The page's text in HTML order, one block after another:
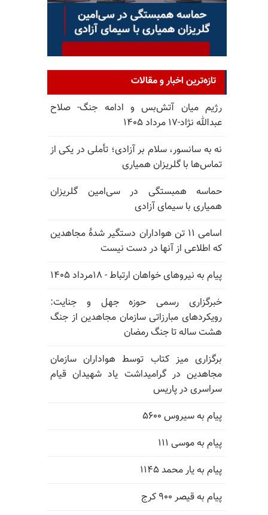
تازه‌ترین اخبار و مقالات
رژیم میان آتش‌بس و ادامه جنگ- صلاح
عبدالله نژاد-۱۷ مرداد ۱۴۰۵
نه به سانسور، سلام بر آزادی؛ تأملی در یکی از
تماس‌ها با گلریزان همیاری
حماسه همبستگی در سی‌امین گلریزان
همیاری با سیمای آزادی
اسامی ۱۱ تن هواداران دستگیر شدهٔ مجاهدین
که اطلاعی از آنها در دست نیست
پیام به نیروهای خواهان ارتباط - ۱۸مرداد ۱۴۰۵
خبرگزاری رسمی حوزه جهل و جنایت:
رویکردهای مبارزاتی سازمان مجاهدین از جنگ
هشت ساله تا جنگ رمضان
برگزاری میز کتاب توسط هواداران سازمان
مجاهدین در گرامیداشت یاد شهیدان قیام
سراسری در پاریس
پیام به سیروس ۵۶۰۰
پیام به موسی ۱۱۱
پیام به یار محمد ۱۱۴۵
پیام به قیصر ۹۰۰ کرج